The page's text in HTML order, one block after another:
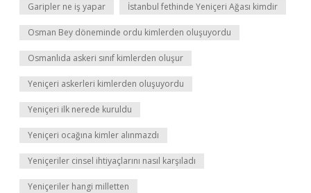
Garipler ne iş yapar İstanbul fethinde Yeniçeri Ağası kimdir
Osman Bey döneminde ordu kimlerden oluşuyordu
Osmanlıda askeri sınıf kimlerden oluşur
Yeniçeri askerleri kimlerden oluşuyordu
Yeniçeri ilk nerede kuruldu
Yeniçeri ocağına kimler alınmazdı
Yeniçeriler cinsel ihtiyaçlarını nasıl karşıladı
Yeniçeriler hangi milletten